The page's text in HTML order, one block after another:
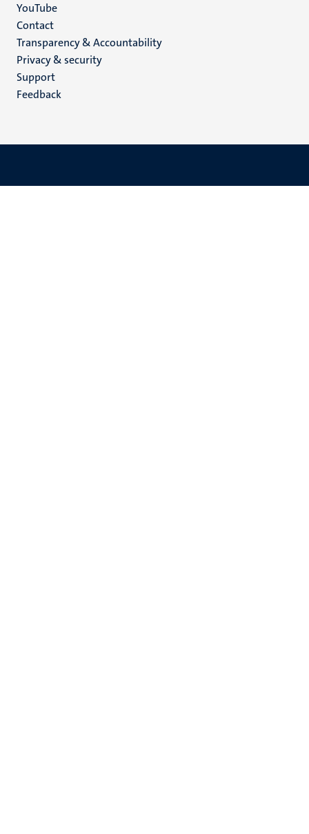
YouTube
Menu
footer
(EN)
Contact
Transparency & Accountability
Privacy & security
Support
Feedback